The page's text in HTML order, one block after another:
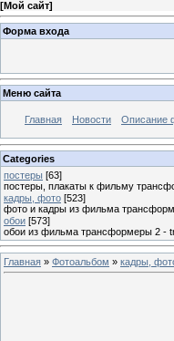
[Мой сайт]
Форма входа
Меню сайта
Главная Новости Описание
Categories
постеры [63]
постеры, плакаты к фильму
кадры, фото [523]
фото и кадры из фильма
обои [573]
обои из фильма трансформеры 2 -
Главная » Фотоальбом » кадры,